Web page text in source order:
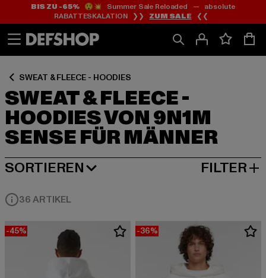
Zum
Inhalt
springen
Zum
Fußzeile
springen
BIS ZU -65%😲💥 Summer Sale Reloaded — absolute
RABATTESKALATION ❯❯ ZUM SALE ❮❮
SWEAT & FLEECE - HOODIES
SWEAT & FLEECE -
HOODIES VON 9N1M
SENSE FÜR MÄNNER
Zum
Produktraster
springen
SORTIEREN
BELIEBTESTE FILTER
36 ARTIKEL
-45% -36%